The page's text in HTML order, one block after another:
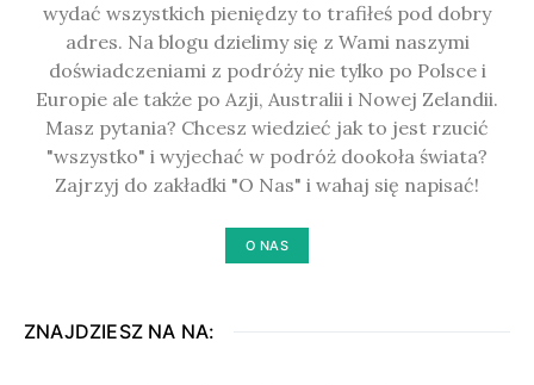
wydać wszystkich pieniędzy to trafiłeś pod dobry
adres. Na blogu dzielimy się z Wami naszymi
doświadczeniami z podróży nie tylko po Polsce i
Europie ale także po Azji, Australii i Nowej Zelandii.
Masz pytania? Chcesz wiedzieć jak to jest rzucić
"wszystko" i wyjechać w podróż dookoła świata?
Zajrzyj do zakładki "O Nas" i wahaj się napisać!
O NAS
ZNAJDZIESZ NA NA: